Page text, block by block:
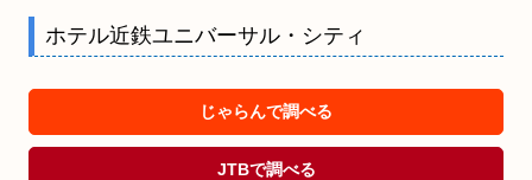
ホテル近鉄ユニバーサル・シティ
じゃらんで調べる
JTBで調べる